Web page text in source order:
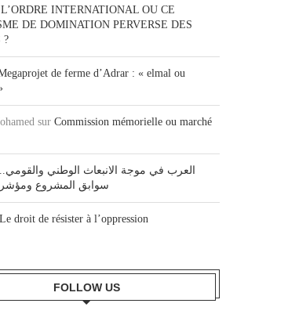
L’ORDRE INTERNATIONAL OU CE
DE DOMINATION PERVERSE DES
?
de ferme d’Adrar : « elmal ou
sur Commission mémorielle ou marché
العرب في موجة الانبعاث الوطني والقومي..
سوابق المشروع
Le droit de résister à l’oppression
FOLLOW US